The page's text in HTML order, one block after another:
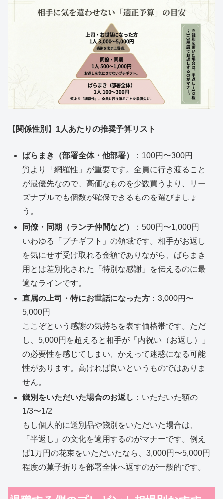
【関係性別】1人あたりの推奨予算リスト
ばらまき（部署全体・他部署）
：100円〜300円
質より「網羅性」が重要です。全員に行き渡ること
が最優先なので、高価なものを少数買うより、リー
ズナブルでも個数が確保できるものを選びましょ
う。
同僚・同期（ランチ仲間など）
：500円〜1,000円
いわゆる「プチギフト」の領域です。相手がお返し
を気にせず受け取れる金額でありながら、ばらまき
用とは差別化された「特別な感謝」を伝えるのに最
適なラインです。
直属の上司・特にお世話になった方 ：3,000円〜
5,000円
ここぞという感謝の気持ちを表す価格帯です。ただ
し、5,000円を超えると相手が「内祝い（お返し）」
の必要性を感じてしまい、かえって迷惑になる可能
性があります。高ければ良いというものではありま
せん。
餞別をいただいた場合のお返し ：いただいた額の
1/3〜1/2
もし個人的に送別品や餞別をいただいた場合は、
「半返し」の文化を適用するのがマナーです。例え
ば1万円の花束をいただいたなら、3,000円〜5,000円
程度の菓子折りを部署全体へ返すのが一般的です。